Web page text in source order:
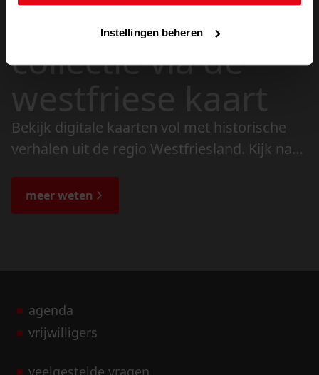
Instellingen beheren
doorzoek de
collectie via de
westfriese kaart
Bekijk digitale kaarten vol met historische
verhalen uit de regio Westfriesland. Kijk naar
de bijzondere verhalen.
meer weten
agenda
vrijwilligers